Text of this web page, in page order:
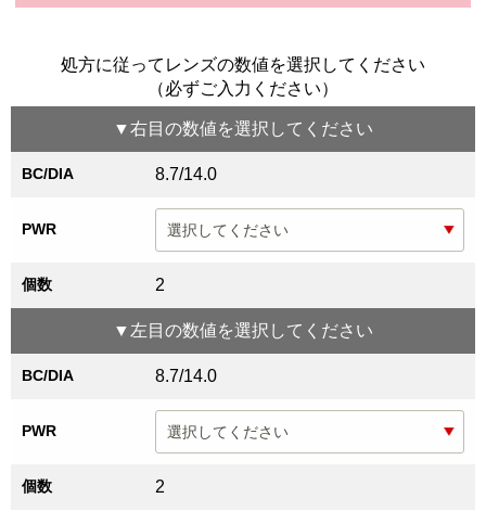
処方に従ってレンズの数値を選択してください
（必ずご入力ください）
▼右目 の数値を選択してください
BC/DIA 8.7/14.0
PWR
個数 2
▼ 左目 の数値を選択してください
BC/DIA 8.7/14.0
PWR
個数 2